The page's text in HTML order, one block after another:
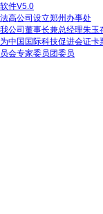
软件V5.0
法高公司设立郑州办事处
我公司董事长兼总经理朱玉
为中国国际科技促进会证卡
员会专家委员团委员